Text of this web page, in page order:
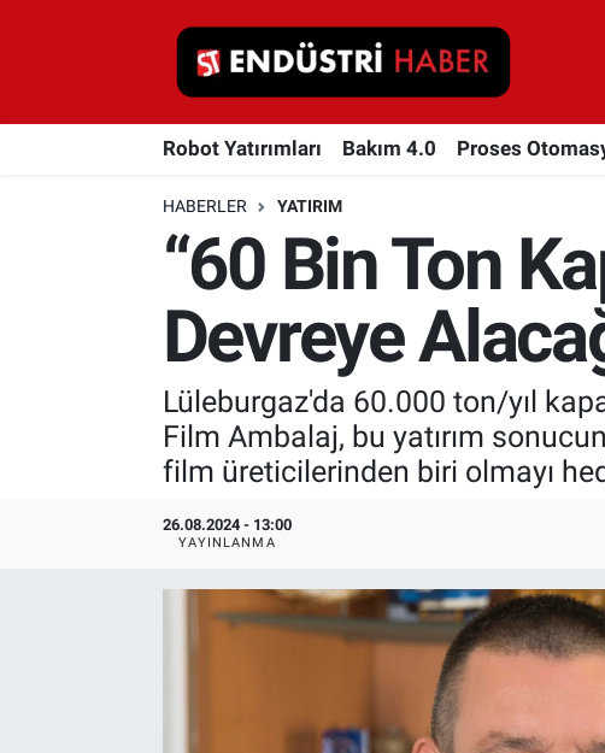
Robot Yatırımları Bakım 4.0 Proses
HABERLER YATIRIM
“60 Bin Ton
Devreye
Lüleburgaz'da 60.000 ton/yıl
Film Ambalaj, bu yatırım
film üreticilerinden biri olmayı
26.08.2024 - 13:00
YAYINLANMA
Robot Yatırımları
Proses Otomasyonu
Depolama Çözümleri
İnşaat ve Malzeme
HaberOrtak
EndüstriST